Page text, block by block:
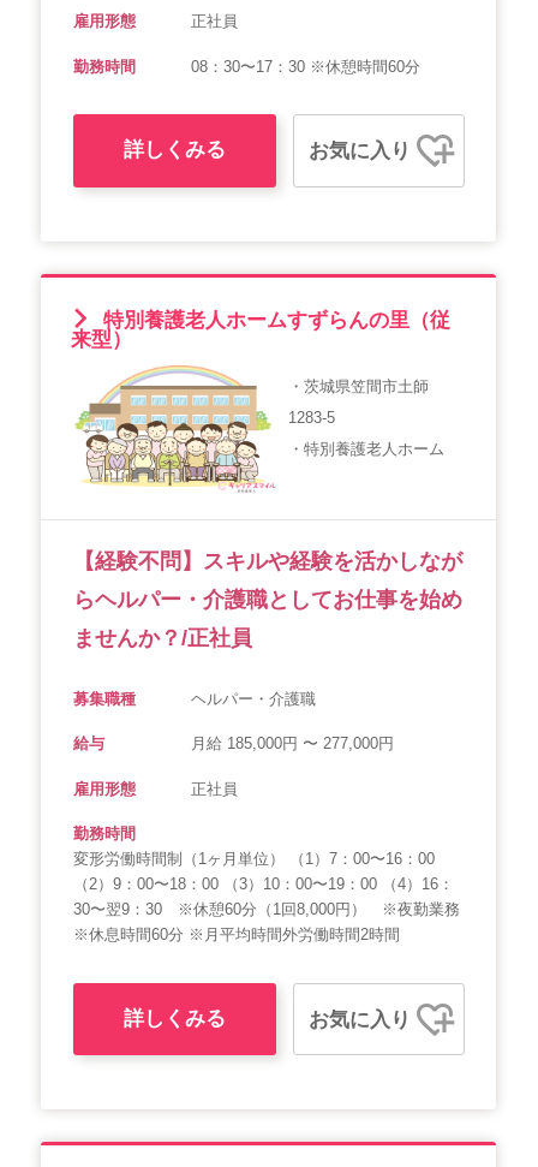
雇用形態 正社員
勤務時間 08：30〜17：30 ※休憩時間60分
詳しくみる お気に入り
特別養護老人ホームすずらんの里（従
来型）
・茨城県笠間市土師
1283-5
・特別養護老人ホーム
【経験不問】スキルや経験を活かしなが
らヘルパー・介護職としてお仕事を始め
ませんか？/正社員
募集職種 ヘルパー・介護職
給与 月給 185,000円 〜 277,000円
雇用形態 正社員
勤務時間
変形労働時間制（1ヶ月単位） （1）7：00〜16：00
（2）9：00〜18：00 （3）10：00〜19：00 （4）16：
30〜翌9：30 ※休憩60分（1回8,000円） ※夜勤業務
※休息時間60分 ※月平均時間外労働時間2時間
詳しくみる お気に入り